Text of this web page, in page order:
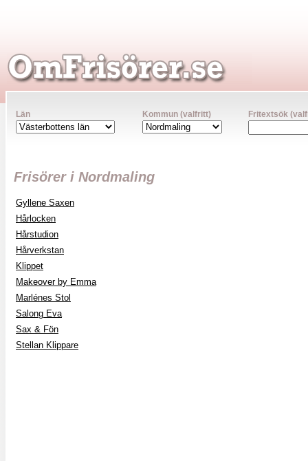
Län Kommun (valfritt) Fritextsök
Frisörer i Nordmaling
Gyllene Saxen
Hårlocken
Hårstudion
Hårverkstan
Klippet
Makeover by Emma
Marlénes Stol
Salong Eva
Sax & Fön
Stellan Klippare